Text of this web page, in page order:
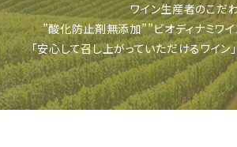
ワイン生産者のこだ
”酸化防止剤無添加””ビオディナミワ
「安心して召し上がっていただけるワイン